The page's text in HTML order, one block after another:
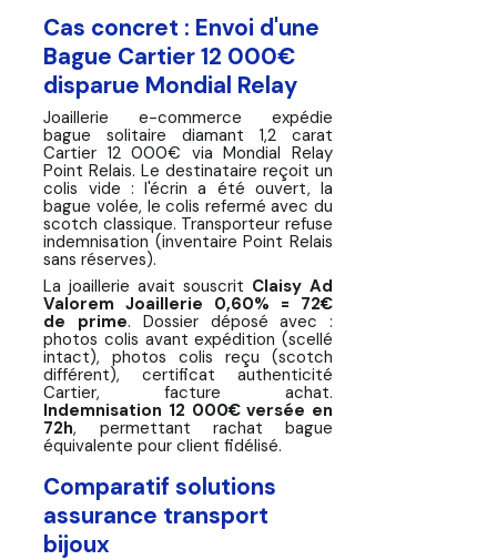
Cas concret : Envoi d'une
Bague Cartier 12 000€
disparue Mondial Relay
Joaillerie e-commerce expédie
bague solitaire diamant 1,2 carat
Cartier 12 000€ via Mondial Relay
Point Relais. Le destinataire reçoit un
colis vide : l'écrin a été ouvert, la
bague volée, le colis refermé avec du
scotch classique. Transporteur refuse
indemnisation (inventaire Point Relais
sans réserves).
La joaillerie avait souscrit Claisy Ad
Valorem Joaillerie 0,60% = 72€
de prime. Dossier déposé avec :
photos colis avant expédition (scellé
intact), photos colis reçu (scotch
différent), certificat authenticité
Cartier, facture achat.
Indemnisation 12 000€ versée en
72h, permettant rachat bague
équivalente pour client fidélisé.
Comparatif solutions
assurance transport
bijoux